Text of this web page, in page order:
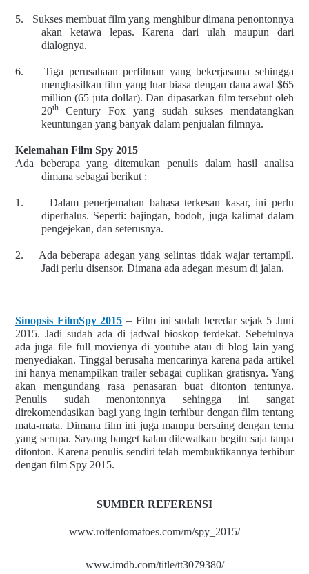
5.
Sukses membuat film yang menghibur dimana penontonnya
akan ketawa lepas. Karena dari ulah maupun dari
dialognya.
6.
Tiga perusahaan perfilman yang bekerjasama sehingga
menghasilkan film yang luar biasa dengan dana awal $65
million (65 juta dollar). Dan dipasarkan film tersebut oleh
20thCentury Fox yang sudah sukses mendatangkan
keuntungan yang banyak dalam penjualan filmnya.
Kelemahan Film Spy 2015
Ada beberapa yang ditemukan penulis dalam hasil analisa
dimana sebagai berikut :
1.
Dalam penerjemahan bahasa terkesan kasar, ini perlu
diperhalus. Seperti: bajingan, bodoh, juga kalimat dalam
pengejekan, dan seterusnya.
2.
Ada beberapa adegan yang selintas tidak wajar tertampil.
Jadi perlu disensor. Dimana ada adegan mesum di jalan.
Sinopsis FilmSpy 2015 – Film ini sudah beredar sejak 5 Juni
2015. Jadi sudah ada di jadwal bioskop terdekat. Sebetulnya
ada juga file full movienya di youtube atau di blog lain yang
menyediakan. Tinggal berusaha mencarinya karena pada artikel
ini hanya menampilkan trailer sebagai cuplikan gratisnya. Yang
akan mengundang rasa penasaran buat ditonton tentunya.
Penulis sudah menontonnya sehingga ini sangat
direkomendasikan bagi yang ingin terhibur dengan film tentang
mata-mata. Dimana film ini juga mampu bersaing dengan tema
yang serupa. Sayang banget kalau dilewatkan begitu saja tanpa
ditonton. Karena penulis sendiri telah membuktikannya terhibur
dengan film Spy 2015.
SUMBER REFERENSI
www.rottentomatoes.com/m/spy_2015/
www.imdb.com/title/tt3079380/